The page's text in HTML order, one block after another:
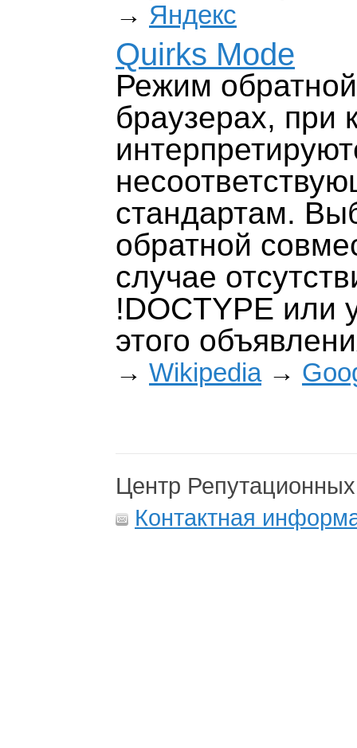
→ Яндекс
Quirks Mode
Режим
браузерах, при
стандартам.
обратной
случае
!DOCTYPE или
этого
→ Wikipedia→
Центр
Контактная